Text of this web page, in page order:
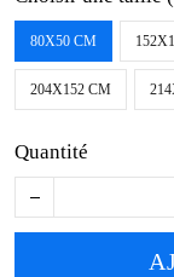
80X50 CM
204X152 CM
Quantité